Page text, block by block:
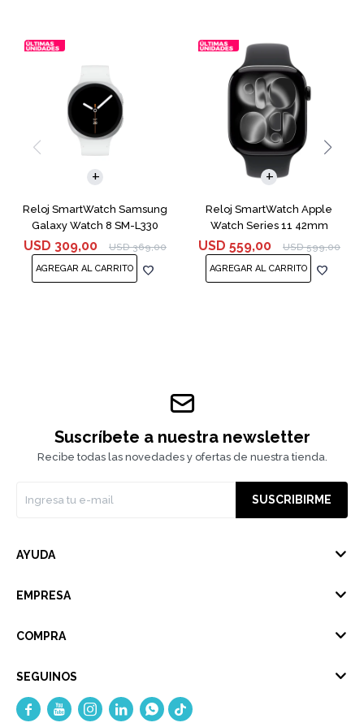
Reloj SmartWatch Samsung
Galaxy Watch 8 SM-L330
44mm Silver
USD 309,00 USD 369,00
Reloj SmartWatch Apple
Watch Series 11 42mm
MEQU4L Black ML
USD 559,00 USD 599,00
Suscríbete a nuestra newsletter
Recibe todas las novedades y ofertas de nuestra tienda.
SUSCRIBIRME
AYUDA
EMPRESA
COMPRA
SEGUINOS
    